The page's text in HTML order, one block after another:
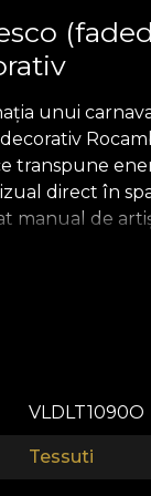
unui
transpune
direct în
manual de
fine și
al acestui
visare și
textil
să-ți pui
folosit cu
VLDLT1090O
Tessuti